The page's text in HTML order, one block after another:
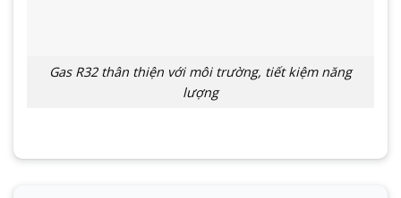
Gas R32 thân thiện với môi trường, tiết kiệm năng
lượng